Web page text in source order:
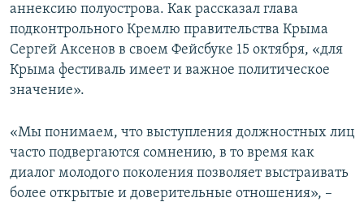
ПРОПАВШИЕ БЕЗ ВЕСТИ
ПОБЕДИТЕЛЕЙ НЕ СУДЯТ?
КРЫМ.НЕПОКОРЕННЫЙ
УКРАИНСКАЯ ПРОБЛЕМА КРЫМА
ПРИСОЕДИНЯЙТЕСЬ!
Все сайты RFE/RL
аннексию полуострова. Как рассказал глава
подконтрольного Кремлю правительства Крыма
Сергей Аксенов в своем Фейсбуке 15 октября, «для
Крыма фестиваль имеет и важное политическое
значение».
«Мы понимаем, что выступления должностных лиц
часто подвергаются сомнению, в то время как
диалог молодого поколения позволяет выстраивать
более открытые и доверительные отношения», –